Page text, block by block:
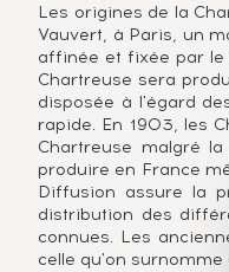
Les origines de la
Vauvert, à Paris, un
affinée et fixée par le
Chartreuse sera
disposée à l'égard
rapide. En 1903, les
Chartreuse malgré
produire en France
Diffusion assure la
distribution des
connues. Les
celle qu'on surnomme